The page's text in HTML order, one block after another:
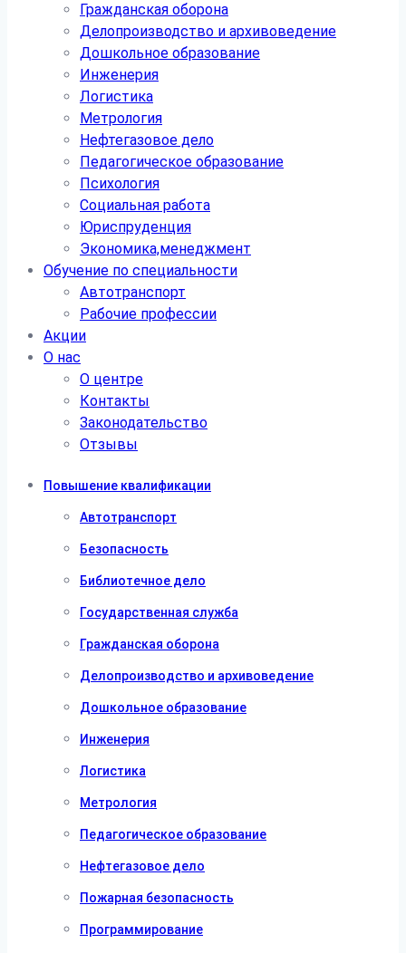
Гражданская оборона
Делопроизводство и архивоведение
Дошкольное образование
Инженерия
Логистика
Метрология
Нефтегазовое дело
Педагогическое образование
Психология
Социальная работа
Юриспруденция
Экономика,менеджмент
Обучение по специальности
Автотранспорт
Рабочие профессии
Акции
О нас
О центре
Контакты
Законодательство
Отзывы
Повышение квалификации
Автотранспорт
Безопасность
Библиотечное дело
Государственная служба
Гражданская оборона
Делопроизводство и архивоведение
Дошкольное образование
Инженерия
Логистика
Метрология
Педагогическое образование
Нефтегазовое дело
Пожарная безопасность
Программирование